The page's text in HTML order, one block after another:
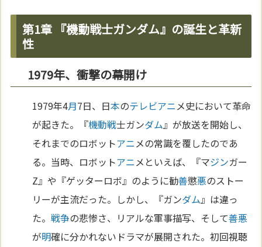
第1章 『機動戦士ガンダム』の誕生と革新
性
1979年、衝撃の幕開け
1979年4月7日、日本のテレビアニ メ史において革命
が起きた。『機動戦士ガンダム』が放送を開始し、
それまでのロボットアニ メの常識を覆したのであ
る。当時、ロボットアニ メといえば、『マジンガー
Z』や『ゲッターロボ』のように勧善懲悪のストー
リーが主流だった。しかし、『ガンダム』は違っ
た。戦争の悲惨さ、リアルな軍事描写、そして善悪
が明確に分かれないドラマが展開された。初回視聴